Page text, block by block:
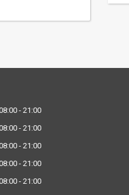
21:00
21:00
21:00
21:00
21:00